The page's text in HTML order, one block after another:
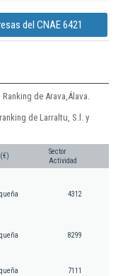
del CNAE 6421
de Arava,Álava.
de Larraltu, S.l. y
Sector
Actividad
4312
8299
7111